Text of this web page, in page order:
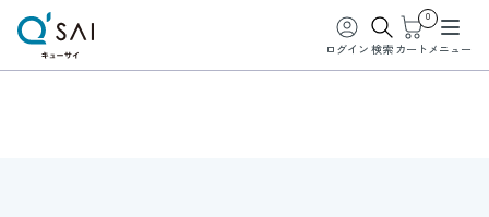
ログイン 検索
0
カート メニュー